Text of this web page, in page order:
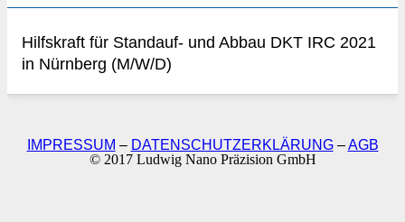
Hilfskraft für Standauf- und Abbau DKT IRC 2021
in Nürnberg (M/W/D)
IMPRESSUM – DATENSCHUTZERKLÄRUNG–AGB
© 2017 Ludwig Nano Präzision GmbH